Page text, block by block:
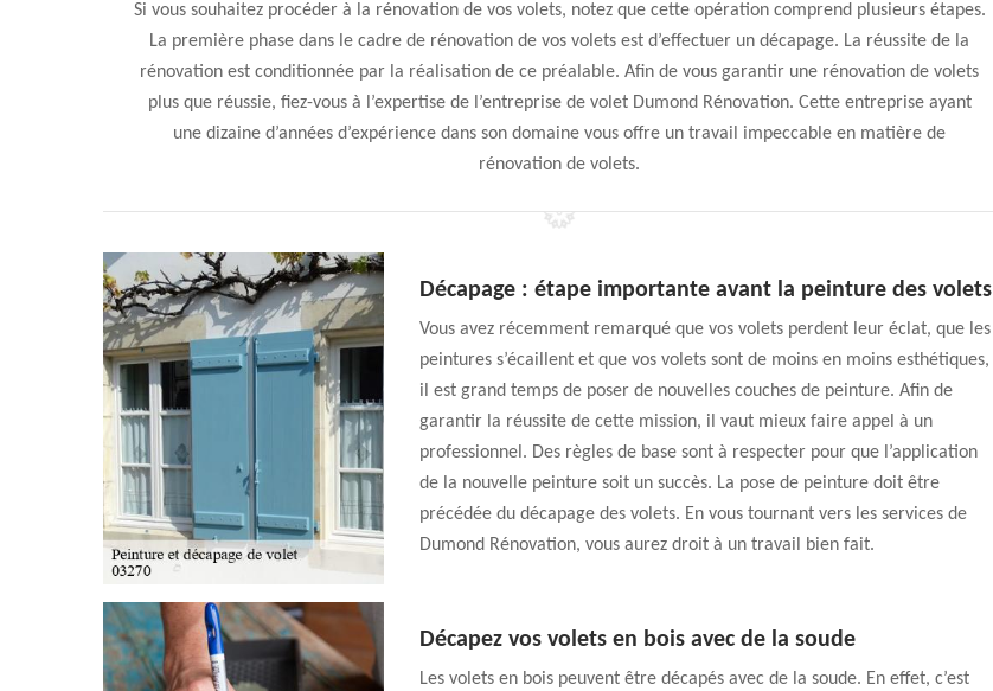
Si vous souhaitez procéder à la rénovation de vos volets, notez que cette opération comprend plusieurs étapes.
La première phase dans le cadre de rénovation de vos volets est d’effectuer un décapage. La réussite de la
rénovation est conditionnée par la réalisation de ce préalable. Afin de vous garantir une rénovation de volets
plus que réussie, fiez-vous à l’expertise de l’entreprise de volet Dumond Rénovation. Cette entreprise ayant
une dizaine d’années d’expérience dans son domaine vous offre un travail impeccable en matière de
rénovation de volets.
Décapage : étape importante avant la peinture des volets
Vous avez récemment remarqué que vos volets perdent leur éclat, que les
peintures s’écaillent et que vos volets sont de moins en moins esthétiques,
il est grand temps de poser de nouvelles couches de peinture. Afin de
garantir la réussite de cette mission, il vaut mieux faire appel à un
professionnel. Des règles de base sont à respecter pour que l’application
de la nouvelle peinture soit un succès. La pose de peinture doit être
précédée du décapage des volets. En vous tournant vers les services de
Dumond Rénovation, vous aurez droit à un travail bien fait.
Décapez vos volets en bois avec de la soude
Les volets en bois peuvent être décapés avec de la soude. En effet, c’est